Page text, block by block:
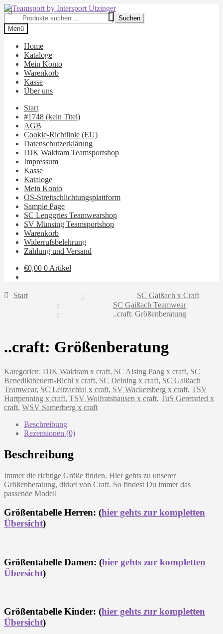
Zur
Navigation
springen
Zum
Inhalt
springen
Suchen
nach:
Suchen
Menü
Home
Kataloge
Mein Konto
Warenkorb
Kasse
Über uns
Start
#1748 (kein Titel)
AGB
Cookie-Richtlinie (EU)
Datenschutzerklärung
DJK Waldram Teamsportshop
Impressum
Kasse
Kataloge
Mein Konto
OS-Streitschlichtungsplattform
Sample Page
SC Lenggries Teamwearshop
SV Münsing Teamsportshop
Warenkorb
Widerrufsbelehrung
Zahlung und Versand
€0,00 0 Artikel
Start
SC Gaißach x Craft
SC Gaißach Teamwear
..craft: Größenberatung
..craft: Größenberatung
Kategorien: DJK Waldram x craft, SC Aising Pang x craft, SC
Benediktbeuern-Bichl x craft, SC Deining x craft, SC Gaißach
Teamwear, SC Leitzachtal x craft, SV Wackersberg x craft, TSV
Hartpenning x craft, TSV Wolfratshausen x craft, TuS Geretsried x
craft, WSV Samerberg x craft
Beschreibung
Rezensionen (0)
Beschreibung
Immer die richtige Größe finden. Hier gehts zu unserer
Größenberatung, dirket von Craft. So findest Du immer das
passende Modell
Größentabelle Herren: (hier gehts zur kompletten
Übersicht)
Größentabelle Damen: (hier gehts zur kompletten
Übersicht)
Größentabelle Kinder: (hier gehts zur kompletten
Übersicht)